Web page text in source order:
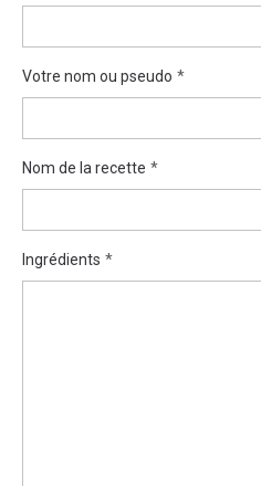
Votre nom ou pseudo
Nom de la recette
Ingrédients